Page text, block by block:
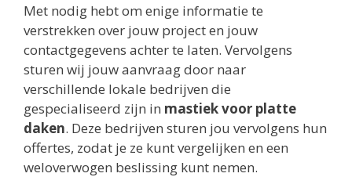
Met nodig hebt om enige informatie te
verstrekken over jouw project en jouw
contactgegevens achter te laten. Vervolgens
sturen wij jouw aanvraag door naar
verschillende lokale bedrijven die
gespecialiseerd zijn in mastiek voor platte
daken. Deze bedrijven sturen jou vervolgens hun
offertes, zodat je ze kunt vergelijken en een
weloverwogen beslissing kunt nemen.